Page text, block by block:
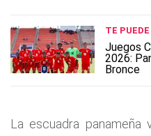
TE
Juegos
2026:
Bronce
La escuadra panameña